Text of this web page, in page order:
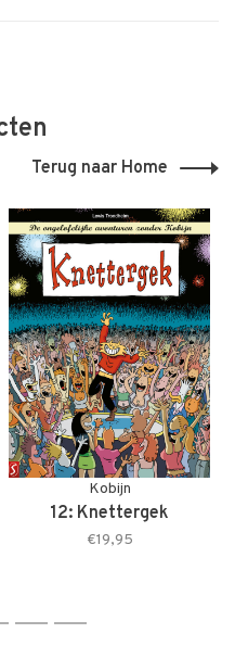
Terug naar Home
Kobijn
12: Knettergek
€19,95
4 5